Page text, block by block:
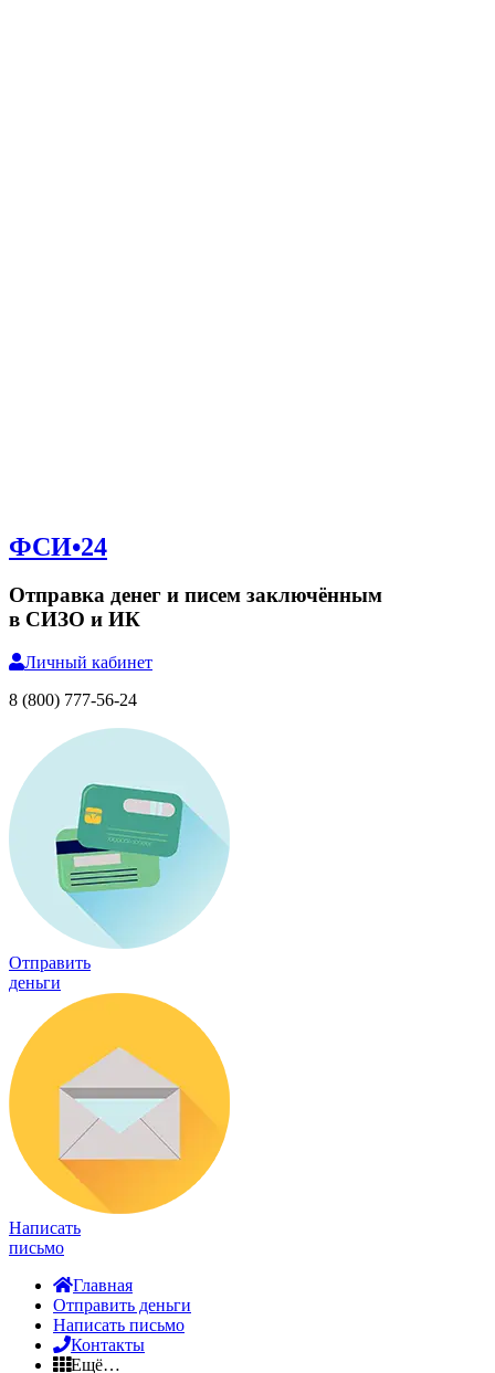
ФСИ•24
Отправка денег и писем заключённым
в СИЗО и ИК
Личный кабинет
8 (800) 777-56-24
Отправить
деньги
Написать
письмо
Главная
Отправить деньги
Написать письмо
Контакты
Ещё…